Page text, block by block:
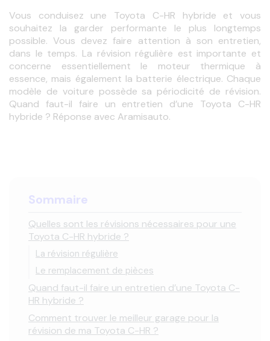
Vous conduisez une Toyota C-HR hybride et vous
souhaitez la garder performante le plus longtemps
possible. Vous devez faire attention à son entretien,
dans le temps. La révision régulière est importante et
concerne essentiellement le moteur thermique à
essence, mais également la batterie électrique. Chaque
modèle de voiture possède sa périodicité de révision.
Quand faut-il faire un entretien d’une Toyota C-HR
Sommaire
Quelles sont les révisions nécessaires pour une
Toyota C-HR hybride ?
La révision régulière
Le remplacement de pièces
Quand faut-il faire un entretien d’une Toyota C-
HR hybride ?
Comment trouver le meilleur garage pour la
révision de ma Toyota C-HR ?